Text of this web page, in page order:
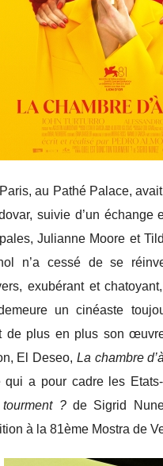
au Pathé Palace,
suivie d’un
Julianne Moore et
n’a cessé de se
exubérant et
un cinéaste
de plus en plus son
El Deseo, La chambre
qui a pour cadre les
?de Sigrid
à la 81ème Mostra de